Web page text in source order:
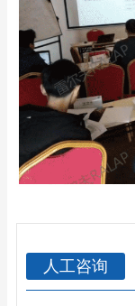
人工咨询